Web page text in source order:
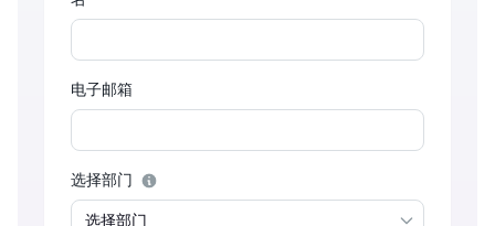
电子邮箱
选择部门